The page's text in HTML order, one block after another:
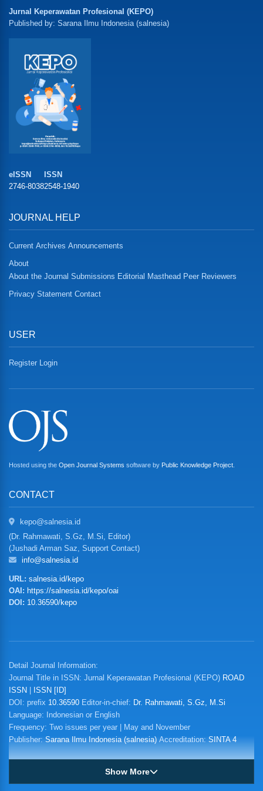
Jurnal Keperawatan Profesional (KEPO)
Published by: Sarana Ilmu Indonesia (salnesia)
eISSN
2746-8038
ISSN
2548-1940
JOURNAL HELP
Current Archives Announcements
About
About the Journal Submissions Editorial Masthead Peer Reviewers
Privacy Statement Contact
USER
Register Login
Hosted using the Open Journal Systems software by Public Knowledge Project
CONTACT
kepo@salnesia.id
(Dr. Rahmawati, S.Gz, M.Si, Editor)
(Jushadi Arman Saz, Support Contact)
info@salnesia.id
URL: salnesia.id/kepo
OAI: https://salnesia.id/kepo/oai
DOI: 10.36590/kepo
Detail Journal Information:
Journal Title in ISSN: Jurnal Keperawatan Profesional (KEPO) ROAD
ISSN | ISSN [ID]
DOI: prefix 10.36590 Editor-in-chief: Dr. Rahmawati, S.Gz, M.Si
Language: Indonesian or English
Frequency: Two issues per year | May and November
Publisher:Sarana Ilmu Indonesia (salnesia) Accreditation:SINTA 4
Show More